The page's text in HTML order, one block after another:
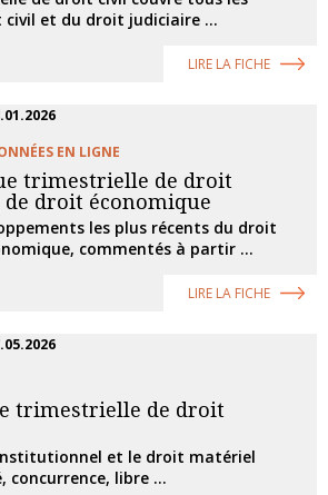
et du droit judiciaire ...
LIRE LA FICHE
EN LIGNE
trimestrielle de droit
droit économique
les plus récents du droit
commentés à partir ...
LIRE LA FICHE
trimestrielle de droit
et le droit matériel
concurrence, libre ...